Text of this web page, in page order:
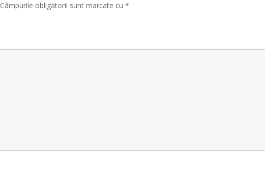
Câmpurile obligatorii sunt marcate cu*